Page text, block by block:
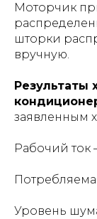
Моторчик
шторки
вручную.
Результаты
заявленным
Рабочий ток
Уровень